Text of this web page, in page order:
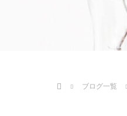
ブログ一覧